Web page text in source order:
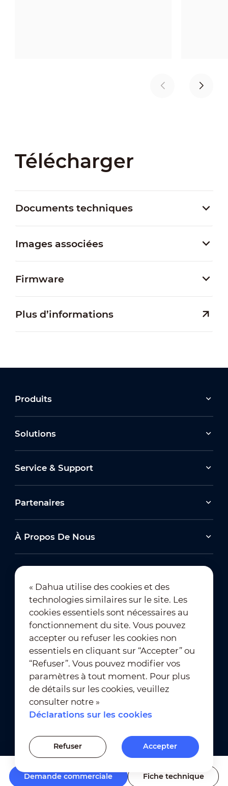
Demande commerciale Fiche technique
Télécharger
Documents techniques
Images associées
Firmware
Plus d’informations
Produits
Solutions
Service & Support
Partenaires
À Propos De Nous
Abonnement à la newsletter
Conditions d’utilisation
｜
Conformité à la vie privée
Paramètres des cookies
« Dahua utilise des cookies et des
technologies similaires sur le site. Les
cookies essentiels sont nécessaires au
fonctionnement du site. Vous pouvez
accepter ou refuser les cookies non
essentiels en cliquant sur “Accepter” ou
“Refuser”. Vous pouvez modifier vos
paramètres à tout moment. Pour plus
de détails sur les cookies, veuillez
consulter notre »
Déclarations sur les cookies
Refuser Accepter